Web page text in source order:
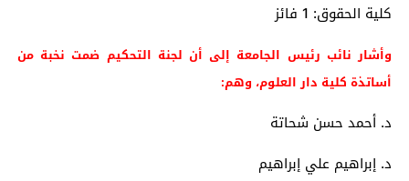
كلية الحقوق: 1 فائز
وأشار نائب رئيس الجامعة إلى أن لجنة التحكيم ضمت نخبة من
أساتذة كلية دار العلوم، وهم:
د. أحمد حسن شحاتة
د. إبراهيم علي إبراهيم